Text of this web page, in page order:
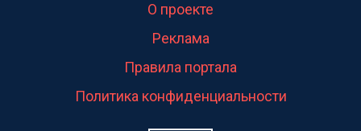
О проекте
Реклама
Правила портала
Политика конфиденциальности